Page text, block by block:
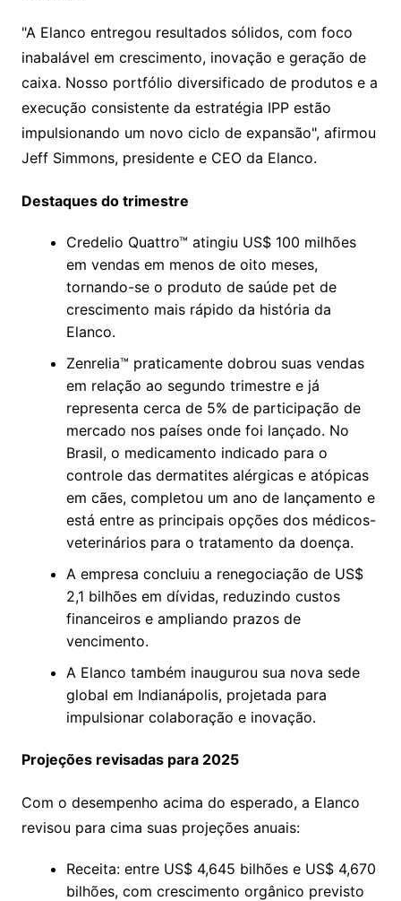
"A Elanco entregou resultados sólidos, com foco
inabalável em crescimento, inovação e geração de
caixa. Nosso portfólio diversificado de produtos e a
execução consistente da estratégia IPP estão
impulsionando um novo ciclo de expansão", afirmou
Jeff Simmons, presidente e CEO da Elanco.
Destaques do trimestre
Credelio Quattro™ atingiu US$ 100 milhões
em vendas em menos de oito meses,
tornando-se o produto de saúde pet de
crescimento mais rápido da história da
Elanco.
Zenrelia™ praticamente dobrou suas vendas
em relação ao segundo trimestre e já
representa cerca de 5% de participação de
mercado nos países onde foi lançado. No
Brasil, o medicamento indicado para o
controle das dermatites alérgicas e atópicas
em cães, completou um ano de lançamento e
está entre as principais opções dos médicos-
veterinários para o tratamento da doença.
A empresa concluiu a renegociação de US$
2,1 bilhões em dívidas, reduzindo custos
financeiros e ampliando prazos de
vencimento.
A Elanco também inaugurou sua nova sede
global em Indianápolis, projetada para
impulsionar colaboração e inovação.
Projeções revisadas para 2025
Com o desempenho acima do esperado, a Elanco
revisou para cima suas projeções anuais:
Receita: entre US$ 4,645 bilhões e US$ 4,670
bilhões, com crescimento orgânico previsto